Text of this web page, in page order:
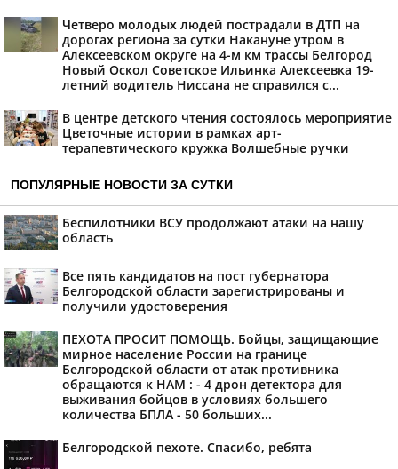
Четверо молодых людей пострадали в ДТП на
дорогах региона за сутки Накануне утром в
Алексеевском округе на 4-м км трассы Белгород
Новый Оскол Советское Ильинка Алексеевка 19-
летний водитель Ниссана не справился с...
В центре детского чтения состоялось мероприятие
Цветочные истории в рамках арт-
терапевтического кружка Волшебные ручки
ПОПУЛЯРНЫЕ НОВОСТИ ЗА СУТКИ
Беспилотники ВСУ продолжают атаки на нашу
область
Все пять кандидатов на пост губернатора
Белгородской области зарегистрированы и
получили удостоверения
ПЕХОТА ПРОСИТ ПОМОЩЬ. Бойцы, защищающие
мирное население России на границе
Белгородской области от атак противника
обращаются к НАМ : - 4 дрон детектора для
выживания бойцов в условиях большего
количества БПЛА - 50 больших...
Белгородской пехоте. Спасибо, ребята